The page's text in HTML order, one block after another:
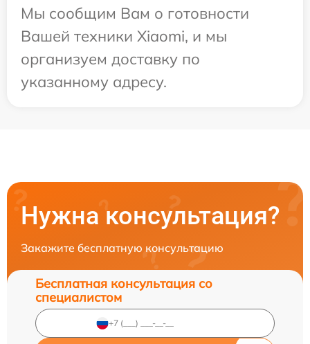
Мы сообщим Вам о готовности
Вашей техники Xiaomi, и мы
организуем доставку по
указанному адресу.
Нужна консультация?
Закажите бесплатную консультацию
Бесплатная консультация со
специалистом